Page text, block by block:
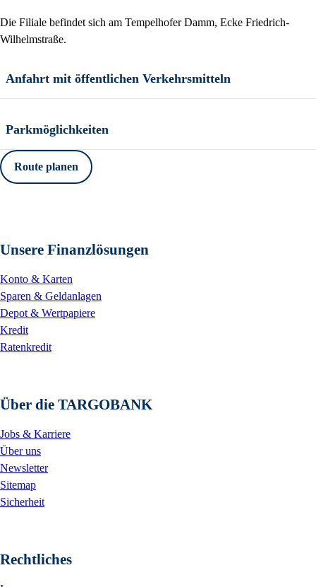
Die Filiale befindet sich am Tempelhofer Damm, Ecke Friedrich-
Wilhelmstraße.
Anfahrt mit öffentlichen Verkehrsmitteln
Parkmöglichkeiten
Route planen
Unsere Finanzlösungen
Konto & Karten
Sparen & Geldanlagen
Depot & Wertpapiere
Kredit
Ratenkredit
Über die TARGOBANK
Jobs & Karriere
Über uns
Newsletter
Sitemap
Sicherheit
Rechtliches